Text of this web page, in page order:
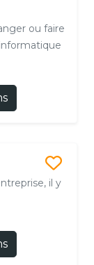
ou faire
il y